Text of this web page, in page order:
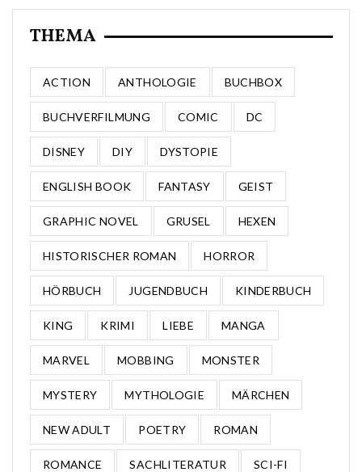
THEMA
ACTION ANTHOLOGIE BUCHBOX
BUCHVERFILMUNG COMIC DC
DISNEY DIY DYSTOPIE
ENGLISH BOOK FANTASY GEIST
GRAPHIC NOVEL GRUSEL HEXEN
HISTORISCHER ROMAN HORROR
HÖRBUCH JUGENDBUCH KINDERBUCH
KING KRIMI LIEBE MANGA
MARVEL MOBBING MONSTER
MYSTERY MYTHOLOGIE MÄRCHEN
NEW ADULT POETRY ROMAN
ROMANCE SACHLITERATUR SCI-FI